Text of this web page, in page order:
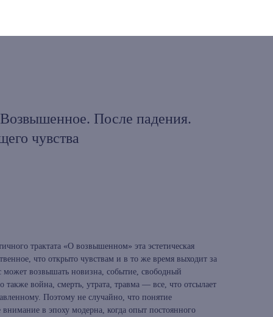
После падения.
чувства
трактата «О возвышенном» эта эстетическая
что открыто чувствам и в то же время выходит за
может возвышать новизна, событие, свободный
также война, смерть, утрата, травма — все, что отсылает
Поэтому не случайно, что понятие
в эпоху модерна, когда опыт постоянного